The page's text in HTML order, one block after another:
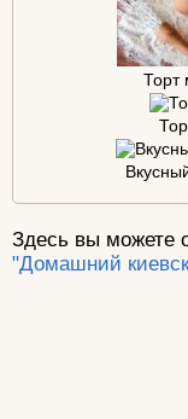
Торт
Здесь вы можете
"Домашний